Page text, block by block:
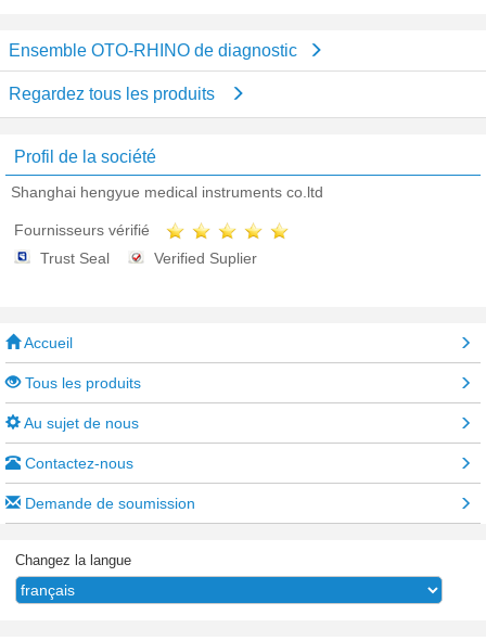
Ensemble OTO-RHINO de diagnostic
Regardez tous les produits
Profil de la société
Shanghai hengyue medical instruments co.ltd
Fournisseurs vérifié
Trust Seal
Verified Suplier
Accueil
Tous les produits
Au sujet de nous
Contactez-nous
Demande de soumission
Changez la langue